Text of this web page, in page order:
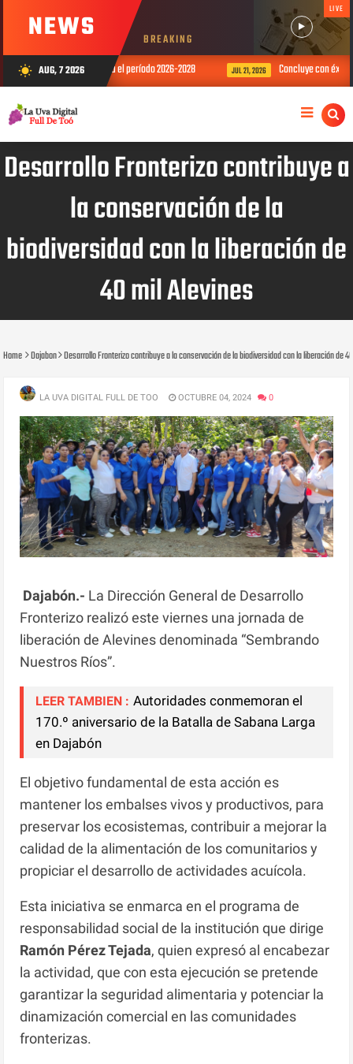
NEWS BREAKING
LIVE
wb_sunny AUG, 7 2026
y distritales para el período 2026-2028 JUL 21, 2026 Concluye con éxito
Desarrollo Fronterizo contribuye a
la conservación de la
biodiversidad con la liberación de
40 mil Alevines
Home Dajabon Desarrollo Fronterizo contribuye a la conservación de la biodiversidad con la liberación de
LA UVA DIGITAL FULL DE TOO OCTUBRE 04, 2024 0
Dajabón.- La Dirección General de Desarrollo
Fronterizo realizó este viernes una jornada de
liberación de Alevines denominada “Sembrando
Nuestros Ríos”.
LEER TAMBIEN : Autoridades conmemoran el
170.º aniversario de la Batalla de Sabana Larga
en Dajabón
El objetivo fundamental de esta acción es
mantener los embalses vivos y productivos, para
preservar los ecosistemas, contribuir a mejorar la
calidad de la alimentación de los comunitarios y
propiciar el desarrollo de actividades acuícola.
Esta iniciativa se enmarca en el programa de
responsabilidad social de la institución que dirige
Ramón Pérez Tejada, quien expresó al encabezar
la actividad, que con esta ejecución se pretende
garantizar la seguridad alimentaria y potenciar la
dinamización comercial en las comunidades
fronterizas.